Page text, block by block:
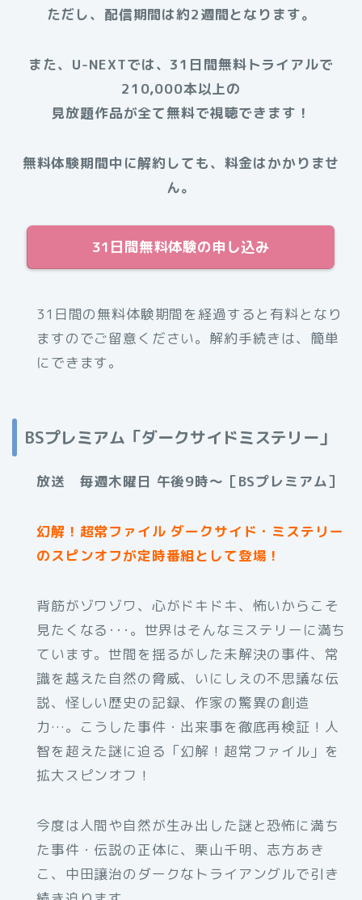
ただし、配信期間は約2週間となります。
また、U-NEXTでは、31日間無料トライアルで
210,000本以上の
見放題作品が全て無料で視聴できます！
無料体験期間中に解約しても、料金はかかりませ
ん。
31日間無料体験の申し込み
31日間の無料体験期間を経過すると有料となり
ますのでご留意ください。解約手続きは、簡単
にできます。
BSプレミアム「ダークサイドミステリー」
放送 毎週木曜日 午後9時～［BSプレミアム］
幻解！超常ファイル ダークサイド・ミステリー
のスピンオフが定時番組として登場！
背筋がゾワゾワ、心がドキドキ、怖いからこそ
見たくなる･･･。世界はそんなミステリーに満ち
ています。世間を揺るがした未解決の事件、常
識を越えた自然の脅威、いにしえの不思議な伝
説、怪しい歴史の記録、作家の驚異の創造
力…。こうした事件・出来事を徹底再検証！人
智を超えた謎に迫る「幻解！超常ファイル」を
拡大スピンオフ！
今度は人間や自然が生み出した謎と恐怖に満ち
た事件・伝説の正体に、栗山千明、志方あき
こ、中田譲治のダークなトライアングルで引き